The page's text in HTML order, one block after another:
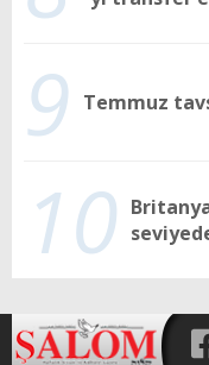
9 Temmuz
10